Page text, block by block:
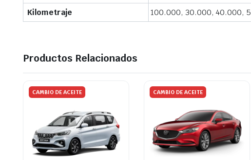
Kilometraje
100.000, 30.000, 40.000,
Productos Relacionados
CAMBIO DE ACEITE CAMBIO DE ACEITE